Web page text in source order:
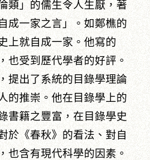
類」的儒生令人生厭，著
成一家之言」。如鄭樵的
上就自成一家。他寫的
也受到歷代學者的好評。
提出了系統的目錄學理論
的推崇。他在目錄學上的
書籍之豐富，在目錄學史
於《春秋》的看法、對自
也含有現代科學的因素。